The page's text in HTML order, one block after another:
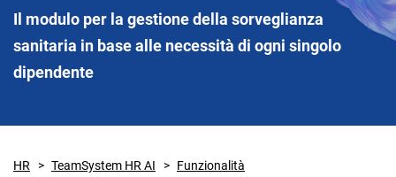
Gestione Presenze Dotazioni
Welfare
Viaggi e
Recruiting
Formazione
Il modulo per la gestione della sorveglianza
sanitaria in base alle necessità di ogni singolo
dipendente
HR TeamSystem HR AI
Funzionalità